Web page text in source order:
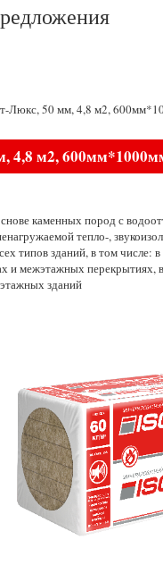
Люкс, 50 мм, 4,8 м2,
4,8 м2,
каменных пород с
тепло-,
типов зданий, в том числе:
и межэтажных перекрытиях,
зданий